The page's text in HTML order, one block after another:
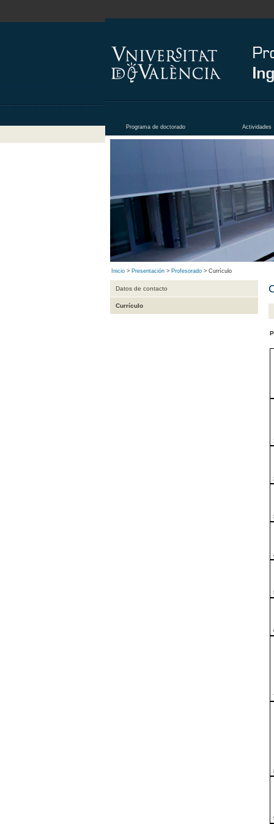
Programa de doctorado Actividades
Inicio > Presentación > Profesorado > Currículo
Datos de contacto
Currículo